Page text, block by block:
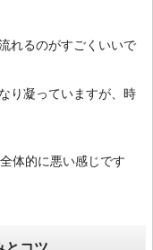
れるのがすごくいいで
り凝っていますが、時
体的に悪い感じです